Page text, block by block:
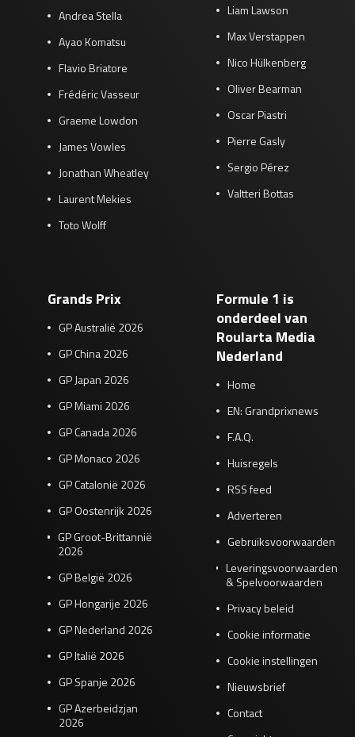
Andrea Stella
Ayao Komatsu
Flavio Briatore
Frédéric Vasseur
Graeme Lowdon
James Vowles
Jonathan Wheatley
Laurent Mekies
Toto Wolff
Liam Lawson
Max Verstappen
Nico Hülkenberg
Oliver Bearman
Oscar Piastri
Pierre Gasly
Sergio Pérez
Valtteri Bottas
Grands Prix
GP Australië 2026
GP China 2026
GP Japan 2026
GP Miami 2026
GP Canada 2026
GP Monaco 2026
GP Catalonië 2026
GP Oostenrijk 2026
GP Groot-Brittannië
2026
GP België 2026
GP Hongarije 2026
GP Nederland 2026
GP Italië 2026
GP Spanje 2026
GP Azerbeidzjan
2026
Formule 1 is
onderdeel van
Roularta Media
Nederland
Home
EN: Grandprixnews
F.A.Q.
Huisregels
RSS feed
Adverteren
Gebruiksvoorwaarden
Leveringsvoorwaarden
& Spelvoorwaarden
Privacy beleid
Cookie informatie
Cookie instellingen
Nieuwsbrief
Contact